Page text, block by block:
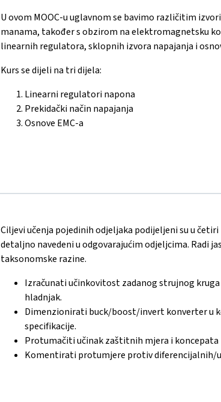
U ovom MOOC-u uglavnom se bavimo različitim
manama, također s obzirom na elektromagnetsku
linearnih regulatora, sklopnih izvora napajanja i
Kurs se dijeli na tri dijela:
Linearni regulatori napona
Prekidački način napajanja
Osnove EMC-a
Ciljevi učenja pojedinih odjeljaka podijeljeni su u
detaljno navedeni u odgovarajućim odjeljcima. Radi
taksonomske razine.
Izračunati učinkovitost zadanog strujnog
hladnjak.
Dimenzionirati buck/boost/invert konverter u
specifikacije.
Protumačiti učinak zaštitnih mjera i koncepata
Komentirati protumjere protiv diferencijalnih/